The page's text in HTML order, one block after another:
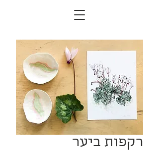
רקפות ביער